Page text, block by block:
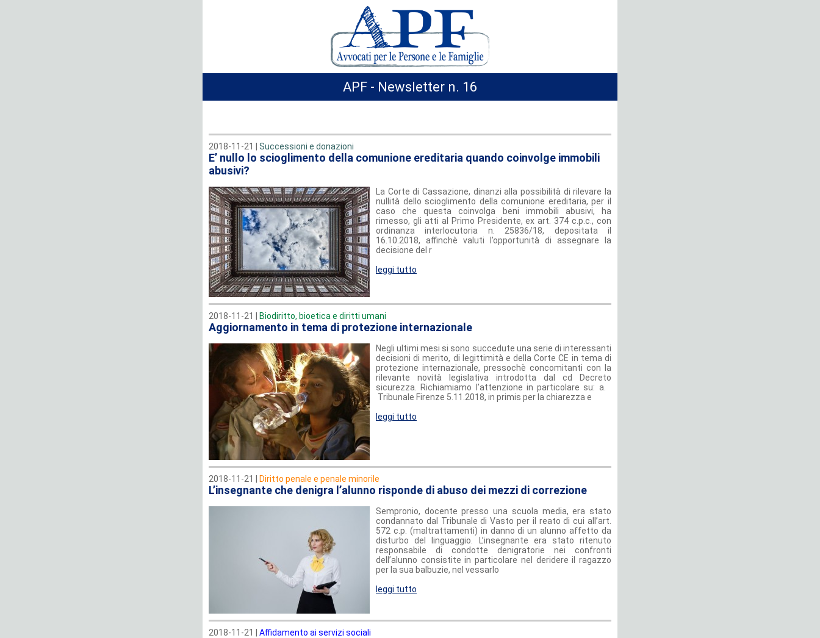
APF - Newsletter n. 16
2018-11-21 | Successioni e donazioni
E’ nullo lo scioglimento della comunione ereditaria quando coinvolge immobili
abusivi?
La Corte di Cassazione, dinanzi alla possibilità di rilevare la
nullità dello scioglimento della comunione ereditaria, per il
caso che questa coinvolga beni immobili abusivi, ha
rimesso, gli atti al Primo Presidente, ex art. 374 c.p.c., con
ordinanza interlocutoria n. 25836/18, depositata il
16.10.2018, affinchè valuti l’opportunità di assegnare la
decisione del r
leggi tutto
2018-11-21 | Biodiritto, bioetica e diritti umani
Aggiornamento in tema di protezione internazionale
Negli ultimi mesi si sono succedute una serie di interessanti
decisioni di merito, di legittimità e della Corte CE in tema di
protezione internazionale, pressochè concomitanti con la
rilevante novità legislativa introdotta dal cd Decreto
sicurezza. Richiamiamo l’attenzione in particolare su: a.
Tribunale Firenze 5.11.2018, in primis per la chiarezza e
leggi tutto
2018-11-21 | Diritto penale e penale minorile
L’insegnante che denigra l’alunno risponde di abuso dei mezzi di correzione
Sempronio, docente presso una scuola media, era stato
condannato dal Tribunale di Vasto per il reato di cui all’art.
572 c.p. (maltrattamenti) in danno di un alunno affetto da
disturbo del linguaggio. L’insegnante era stato ritenuto
responsabile di condotte denigratorie nei confronti
dell’alunno consistite in particolare nel deridere il ragazzo
per la sua balbuzie, nel vessarlo
leggi tutto
2018-11-21 | Affidamento ai servizi sociali